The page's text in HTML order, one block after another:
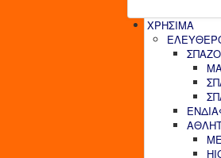
ΧΡΗΣΙΜΑ